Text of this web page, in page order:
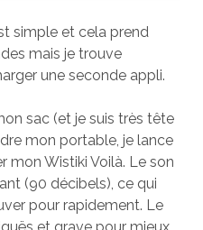
simple et cela prend
mais je trouve
une seconde appli.
sac (et je suis très tête
mon portable, je lance
mon Wistiki Voilà. Le son
(90 décibels), ce qui
pour rapidement. Le